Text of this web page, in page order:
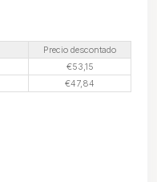
Precio descontado
€53,15
€47,84